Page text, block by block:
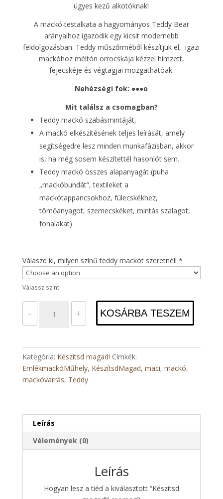
ügyes kezű alkotóknak!
A mackó testalkata a hagyományos Teddy Bear
arányaihoz igazodik egy kicsit modernebb
feldolgozásban. Teddy műszőrméből készítjük el, igazi
mackóhoz méltón orrocskája kézzel hímzett,
fejecskéje és végtagjai mozgathatóak.
Nehézségi fok: ●●●o
Mit találsz a csomagban?
Teddy mackó szabásmintáját,
A mackó elkészítésének teljes leírását, amely
segítségedre lesz minden munkafázisban, akkor
is, ha még sosem készítettél hasonlót sem.
Teddy mackó összes alapanyagát (puha
„mackóbundát”, textileket a
mackótappancsokhoz, fülecskékhez,
tömőanyagot, szemecskéket, mintás szalagot,
fonalakat)
Válaszd ki, milyen színű teddy mackót szeretnél! *
Válassz színt!
-
magad!
mackó
mennyiség
+ KOSÁRBA TESZEM
Kategória: Készítsd magad! Címkék:
EmlékmackóMűhely, KészítsdMagad, maci, mackó,
mackóvarrás, Teddy
Leírás
Vélemények (0)
Leírás
Hogyan lesz a tiéd a kiválasztott “Készítsd